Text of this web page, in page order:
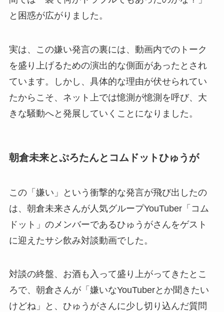
と困惑が広がりました。
実は、この嫌い発言の裏には、動画内でのトーク
を盛り上げるための演出的な側面があったとされ
ています。しかし、具体的な理由が伏せられてい
たからこそ、ネット上では憶測が憶測を呼び、大
きな騒動へと発展していくことになりました。
朝倉未来とぷろたんとコムドットひゅうが
この「嫌い」という衝撃的な発言が飛び出したの
は、朝倉未来さんが人気グループYouTuber「コム
ドット」のメンバーであるひゅうがさんをゲスト
に迎えたサシ飲み対談動画でした。
対談の終盤、お酒も入って盛り上がってきたとこ
ろで、朝倉さんが「嫌いなYouTuberとか聞きたい
けどね」と、ひゅうがさんに少し切り込んだ質問